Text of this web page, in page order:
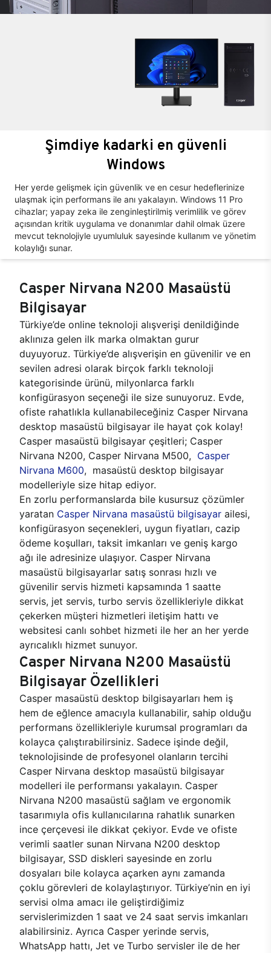
Şimdiye kadarki en güvenli
Windows
Her yerde gelişmek için güvenlik ve en cesur hedeflerinize
ulaşmak için performans ile anı yakalayın. Windows 11 Pro
cihazlar; yapay zeka ile zenginleştirilmiş verimlilik ve görev
açısından kritik uygulama ve donanımlar dahil olmak üzere
mevcut teknolojiyle uyumluluk sayesinde kullanım ve yönetim
kolaylığı sunar.
Casper Nirvana N200 Masaüstü
Bilgisayar
Türkiye’de online teknoloji alışverişi denildiğinde
aklınıza gelen ilk marka olmaktan gurur
duyuyoruz. Türkiye’de alışverişin en güvenilir ve en
sevilen adresi olarak birçok farklı teknoloji
kategorisinde ürünü, milyonlarca farklı
konfigürasyon seçeneği ile size sunuyoruz. Evde,
ofiste rahatlıkla kullanabileceğiniz Casper Nirvana
desktop masaüstü bilgisayar ile hayat çok kolay!
Casper masaüstü bilgisayar çeşitleri; Casper
Nirvana N200, Casper Nirvana M500, Casper
Nirvana M600, masaüstü desktop bilgisayar
modelleriyle size hitap ediyor.
En zorlu performanslarda bile kusursuz çözümler
yaratan Casper Nirvana masaüstü bilgisayar ailesi,
konfigürasyon seçenekleri, uygun fiyatları, cazip
ödeme koşulları, taksit imkanları ve geniş kargo
ağı ile adresinize ulaşıyor. Casper Nirvana
masaüstü bilgisayarlar satış sonrası hızlı ve
güvenilir servis hizmeti kapsamında 1 saatte
servis, jet servis, turbo servis özellikleriyle dikkat
çekerken müşteri hizmetleri iletişim hattı ve
websitesi canlı sohbet hizmeti ile her an her yerde
ayrıcalıklı hizmet sunuyor.
Casper Nirvana N200 Masaüstü
Bilgisayar Özellikleri
Casper masaüstü desktop bilgisayarları hem iş
hem de eğlence amacıyla kullanabilir, sahip olduğu
performans özellikleriyle kurumsal programları da
kolayca çalıştırabilirsiniz. Sadece işinde değil,
teknolojisinde de profesyonel olanların tercihi
Casper Nirvana desktop masaüstü bilgisayar
modelleri ile performansı yakalayın. Casper
Nirvana N200 masaüstü sağlam ve ergonomik
tasarımıyla ofis kullanıcılarına rahatlık sunarken
ince çerçevesi ile dikkat çekiyor. Evde ve ofiste
verimli saatler sunan Nirvana N200 desktop
bilgisayar, SSD diskleri sayesinde en zorlu
dosyaları bile kolayca açarken aynı zamanda
çoklu görevleri de kolaylaştırıyor. Türkiye’nin en iyi
servisi olma amacı ile geliştirdiğimiz
servislerimizden 1 saat ve 24 saat servis imkanları
alabilirsiniz. Ayrıca Casper yerinde servis,
WhatsApp hattı, Jet ve Turbo servisler ile de her